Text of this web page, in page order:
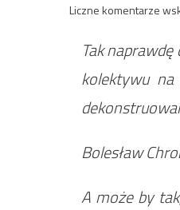
Liczne komentarze
Tak
kolektywu
Bolesław
A może by